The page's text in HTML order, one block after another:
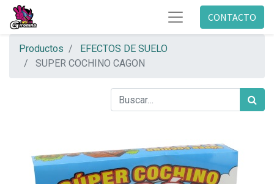
CONTACTO
Productos
EFECTOS DE SUELO
SUPER COCHINO CAGON